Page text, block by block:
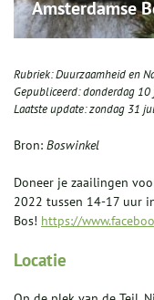
Amsterdamse
Rubriek:Duurzaamheid en
Gepubliceerd:donderdag
Laatste update:zondag 31
Bron: Boswinkel
Doneer je zaailingen
2022 tussen 14-17 uur
Bos! https://
Locatie